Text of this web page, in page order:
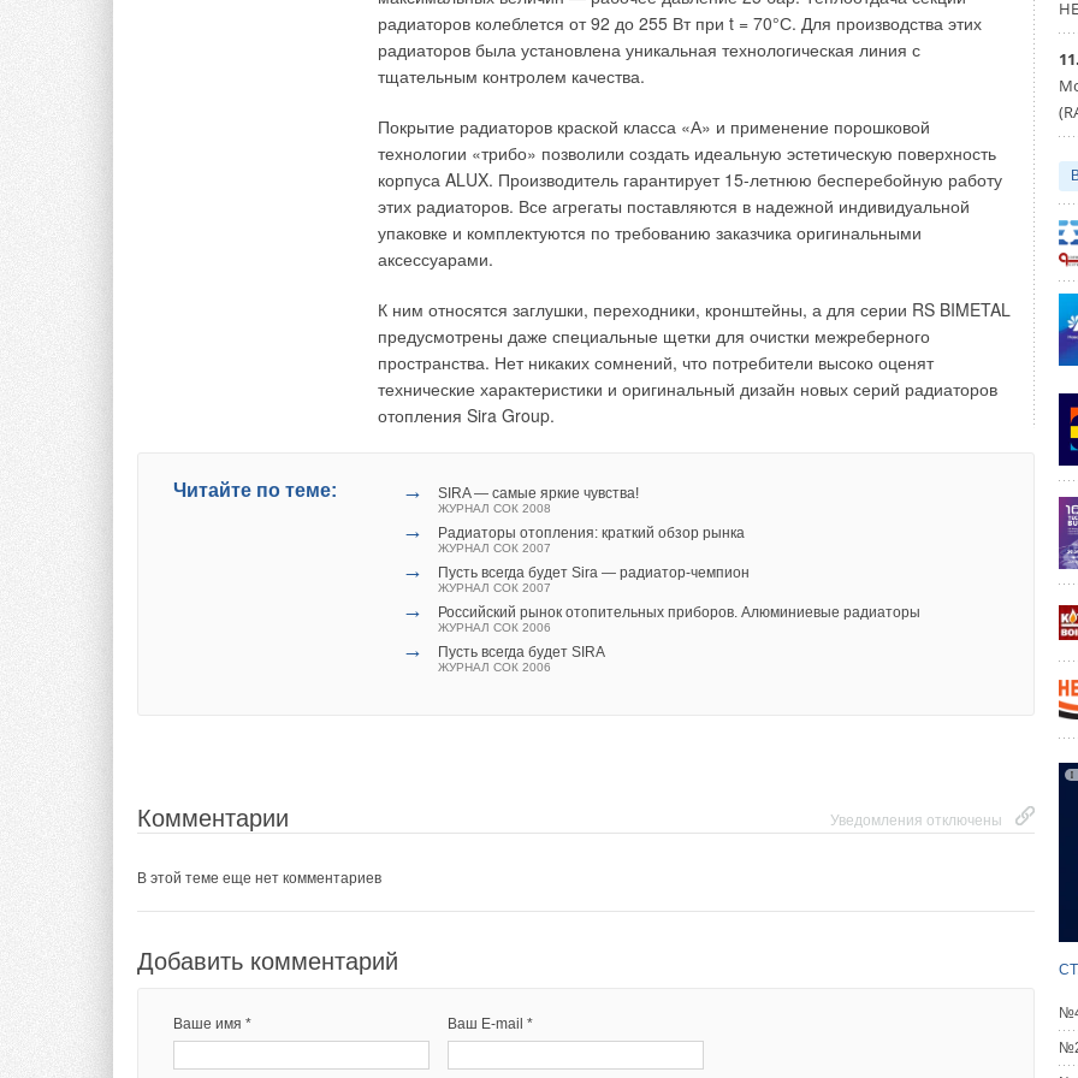
радиаторов колеблется от 92 до 255 Вт при t = 70°С. Для производства этих
радиаторов была установлена уникальная технологическая линия с
тщательным контролем качества.
Покрытие радиаторов краской класса «А» и применение порошковой
технологии «трибо» позволили создать идеальную эстетическую поверхность
корпуса ALUX. Производитель гарантирует 15-летнюю бесперебойную работу
этих радиаторов. Все агрегаты поставляются в надежной индивидуальной
упаковке и комплектуются по требованию заказчика оригинальными
аксессуарами.
К ним относятся заглушки, переходники, кронштейны, а для серии RS BIMETAL
предусмотрены даже специальные щетки для очистки межреберного
пространства. Нет никаких сомнений, что потребители высоко оценят
технические характеристики и оригинальный дизайн новых серий радиаторов
отопления Sira Group.
Читайте по теме: → SIRA — самые яркие чувства!
ЖУРНАЛ СОК 2008
→ Радиаторы отопления: краткий обзор рынка
ЖУРНАЛ СОК 2007
→ Пусть всегда будет Sira — радиатор-чемпион
ЖУРНАЛ СОК 2007
→ Российский рынок отопительных приборов. Алюминиевые радиаторы
ЖУРНАЛ СОК 2006
→ Пусть всегда будет SIRA
ЖУРНАЛ СОК 2006
Уведомления отключены
Комментарии
В этой теме еще нет комментариев
Добавить комментарий
Ваше имя * Ваш E-mail *
строгий контроль процессов литья и обработки на всех этапах, 100%
исполнение графиков поставки и система управления качеством выпускаемой
и вновь разрабатываемой продукции.
Следует также отметить, что персонал Trakya Dokum работает в соответствии
с ISO 9001:2000 и ISO-TS 16949 «Управление качеством производства», что
играет немаловажную роль в постоянном совершенствовании всех стадий
производства.
→ Как определить качество хомутов — несколько простых способов
ЖУРНАЛ СОК ИЮНЬ 2026
→
Система Качества РЕХАУ: как цифровые технологии помогают защитить рынок
от подделок
ЖУРНАЛ СОК ИЮНЬ 2026
→ Тёплый пол Giacomini — решение в комплекте!
ЖУРНАЛ СОК МАЙ 2026
ЖУРНАЛ СОК МАЙ 2026
Ваш E-mail *